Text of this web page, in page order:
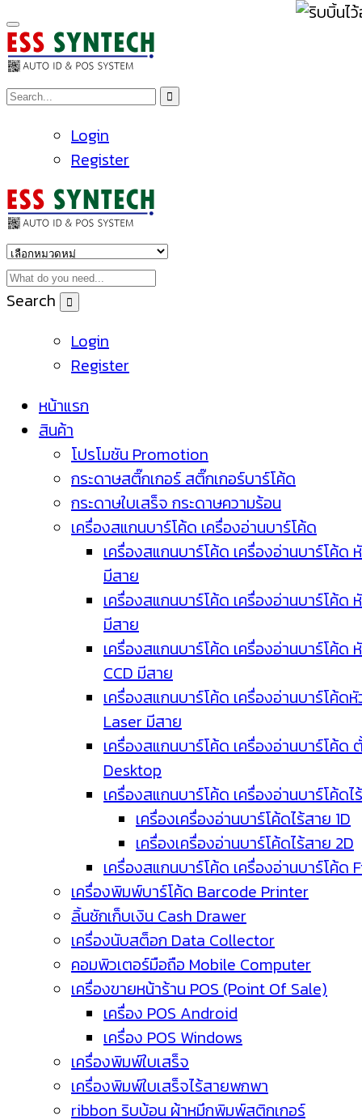
Login
Register
Search
Login
Register
หน้าแรก
สินค้า
โปรโมชัน Promotion
กระดาษสติ๊กเกอร์ สติ๊กเกอร์บาร์โค้ด
กระดาษใบเสร็จ กระดาษความร้อน
เครื่องสแกนบาร์โค้ด เครื่องอ่านบาร์โค้ด
เครื่องสแกนบาร์โค้ด เครื่องอ่านบาร์โค้ด
มีสาย
เครื่องสแกนบาร์โค้ด เครื่องอ่านบาร์โค้ด
มีสาย
เครื่องสแกนบาร์โค้ด เครื่องอ่านบาร์โค้ด
CCD มีสาย
เครื่องสแกนบาร์โค้ด เครื่องอ่านบาร์โค้ด
Laser มีสาย
เครื่องสแกนบาร์โค้ด เครื่องอ่านบาร์โค้ด
Desktop
เครื่องสแกนบาร์โค้ด เครื่องอ่านบาร์โค้ดไ
เครื่องเครื่องอ่านบาร์โค้ดไร้สาย 1D
เครื่องเครื่องอ่านบาร์โค้ดไร้สาย 2D
เครื่องสแกนบาร์โค้ด เครื่องอ่านบาร์โค้ด
เครื่องพิมพ์บาร์โค้ด Barcode Printer
ลิ้นชักเก็บเงิน Cash Drawer
เครื่องนับสต็อก Data Collector
คอมพิวเตอร์มือถือ Mobile Computer
เครื่องขายหน้าร้าน POS (Point Of Sale)
เครื่อง POS Android
เครื่อง POS Windows
เครื่องพิมพ์ใบเสร็จ
เครื่องพิมพ์ใบเสร็จไร้สายพกพา
ribbon ริบบ้อน ผ้าหมึกพิมพ์สติกเกอร์